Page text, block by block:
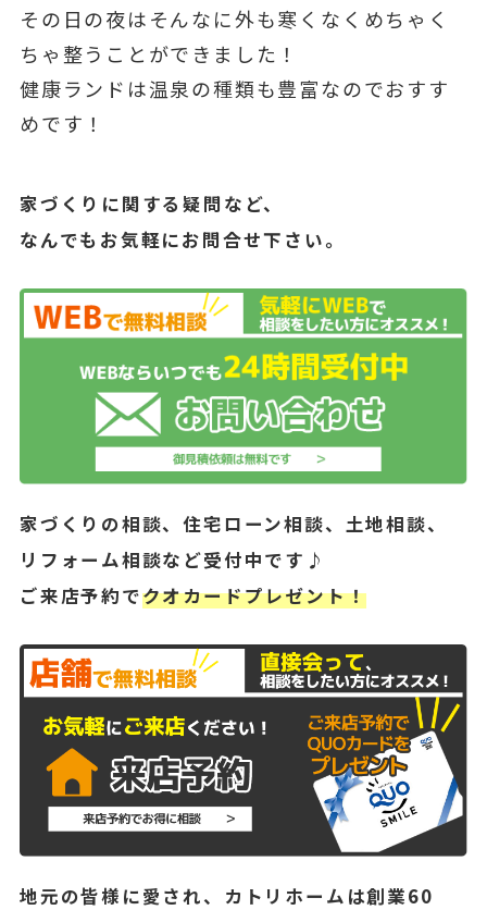
その日の夜はそんなに外も寒くなくめちゃく
ちゃ整うことができました！
健康ランドは温泉の種類も豊富なのでおすす
めです！
家づくりに関する疑問など、
なんでもお気軽にお問合せ下さい。
家づくりの相談、住宅ローン相談、土地相談、
リフォーム相談など受付中です♪
ご来店予約でクオカードプレゼント！
地元の皆様に愛され、カトリホームは創業60